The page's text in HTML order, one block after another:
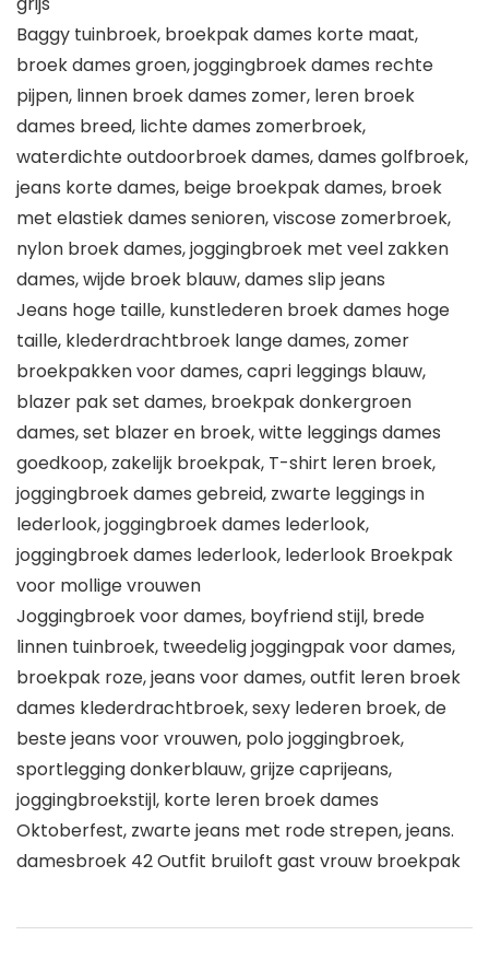
Baggy tuinbroek, broekpak dames korte maat,
broek dames groen, joggingbroek dames rechte
pijpen, linnen broek dames zomer, leren broek
dames breed, lichte dames zomerbroek,
waterdichte outdoorbroek dames, dames golfbroek,
jeans korte dames, beige broekpak dames, broek
met elastiek dames senioren, viscose zomerbroek,
nylon broek dames, joggingbroek met veel zakken
dames, wijde broek blauw, dames slip jeans
Jeans hoge taille, kunstlederen broek dames hoge
taille, klederdrachtbroek lange dames, zomer
broekpakken voor dames, capri leggings blauw,
blazer pak set dames, broekpak donkergroen
dames, set blazer en broek, witte leggings dames
goedkoop, zakelijk broekpak, T-shirt leren broek,
joggingbroek dames gebreid, zwarte leggings in
lederlook, joggingbroek dames lederlook,
joggingbroek dames lederlook, lederlook Broekpak
voor mollige vrouwen
Joggingbroek voor dames, boyfriend stijl, brede
linnen tuinbroek, tweedelig joggingpak voor dames,
broekpak roze, jeans voor dames, outfit leren broek
dames klederdrachtbroek, sexy lederen broek, de
beste jeans voor vrouwen, polo joggingbroek,
sportlegging donkerblauw, grijze caprijeans,
joggingbroekstijl, korte leren broek dames
Oktoberfest, zwarte jeans met rode strepen, jeans.
damesbroek 42 Outfit bruiloft gast vrouw broekpak